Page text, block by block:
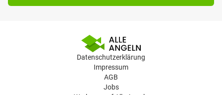
Datenschutzerklärung
Impressum
AGB
Jobs